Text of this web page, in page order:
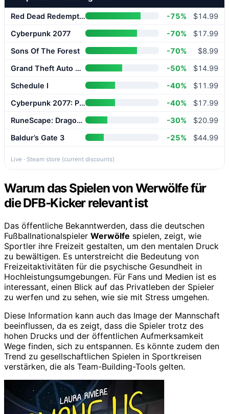
Red Dead Redemption 2 -75%
$14.99
Cyberpunk 2077
-70%
$17.99
Sons Of The Forest
-70%
$8.99
Grand Theft Auto V Enhanced
-50%
$14.99
Schedule I
-40%
$11.99
Cyberpunk 2077: Phantom Liberty
-40%
$17.99
RuneScape: Dragonwilds
-30%
$20.99
Baldur’s Gate 3
-25% $44.99
Live · Steam store (current discounts)
Warum das Spielen von Werwölfe für
die DFB-Kicker relevant ist
Das öffentliche Bekanntwerden, dass die deutschen
Fußballnationalspieler Werwölfe spielen, zeigt, wie
Sportler ihre Freizeit gestalten, um den mentalen Druck
zu bewältigen. Es unterstreicht die Bedeutung von
Freizeitaktivitäten für die psychische Gesundheit in
Hochleistungsumgebungen. Für Fans und Medien ist es
interessant, einen Blick auf das Privatleben der Spieler
zu werfen und zu sehen, wie sie mit Stress umgehen.
Diese Information kann auch das Image der Mannschaft
beeinflussen, da es zeigt, dass die Spieler trotz des
hohen Drucks und der öffentlichen Aufmerksamkeit
Wege finden, sich zu entspannen. Es könnte zudem den
Trend zu gesellschaftlichen Spielen in Sportkreisen
verstärken, die als Team-Building-Tools gelten.